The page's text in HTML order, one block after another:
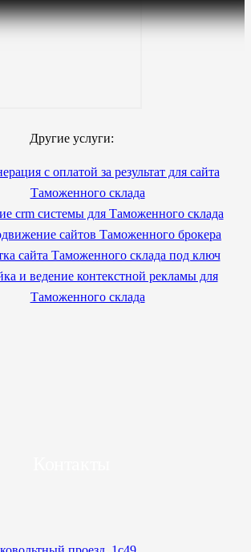
Другие услуги:
с оплатой за результат для сайта
Таможенного склада
crm системы для Таможенного склада
сайтов Таможенного брокера
сайта Таможенного склада под ключ
и ведение контекстной рекламы для
Таможенного склада